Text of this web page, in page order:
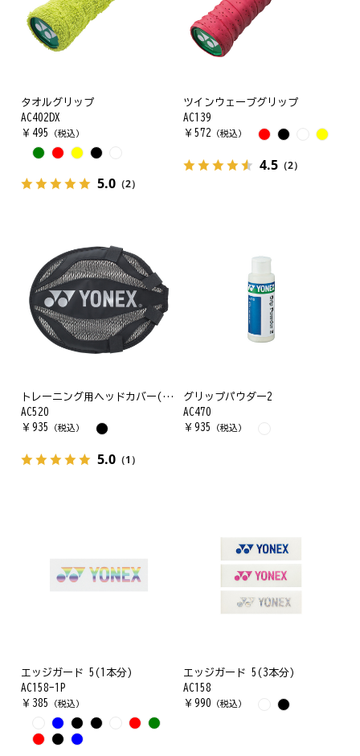
タオルグリップ
AC402DX
￥ 495 （税込）
5.0 （2）
ツインウェーブグリップ
AC139
￥ 572 （税込）
4.5（2）
トレーニング用ヘッドカバー(バドミントン用)
AC520
￥ 935 （税込）
5.0 （1）
グリップパウダー2
AC470
￥ 935 （税込）
エッジガード 5(1本分)
AC158-1P
￥ 385 （税込）
エッジガード 5(3本分)
AC158
￥ 990 （税込）